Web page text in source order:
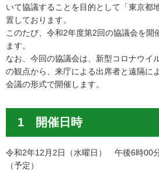
いて協議することを目的として「東京都
置しております。
このたび、令和2年度第2回の協議会を開
ます。
なお、今回の協議会は、新型コロナウイ
の観点から、来庁による出席者と遠隔に
会議の形式で開催します。
1 開催日時
令和2年12月2日（水曜日） 午後6時00
（予定）